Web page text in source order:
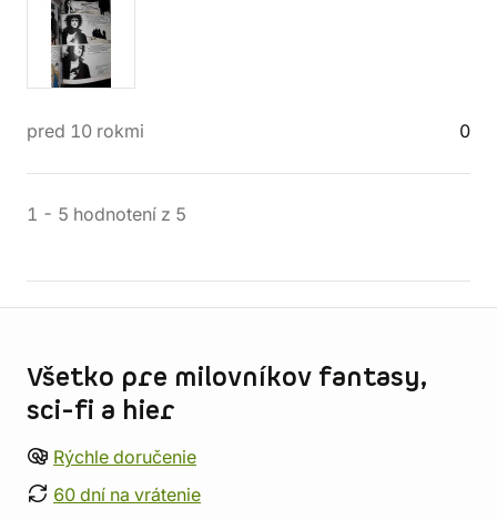
pred 10 rokmi 0
1 - 5 hodnotení z 5
Všetko pre milovníkov fantasy,
sci-fi a hier
Rýchle doručenie
60 dní na vrátenie